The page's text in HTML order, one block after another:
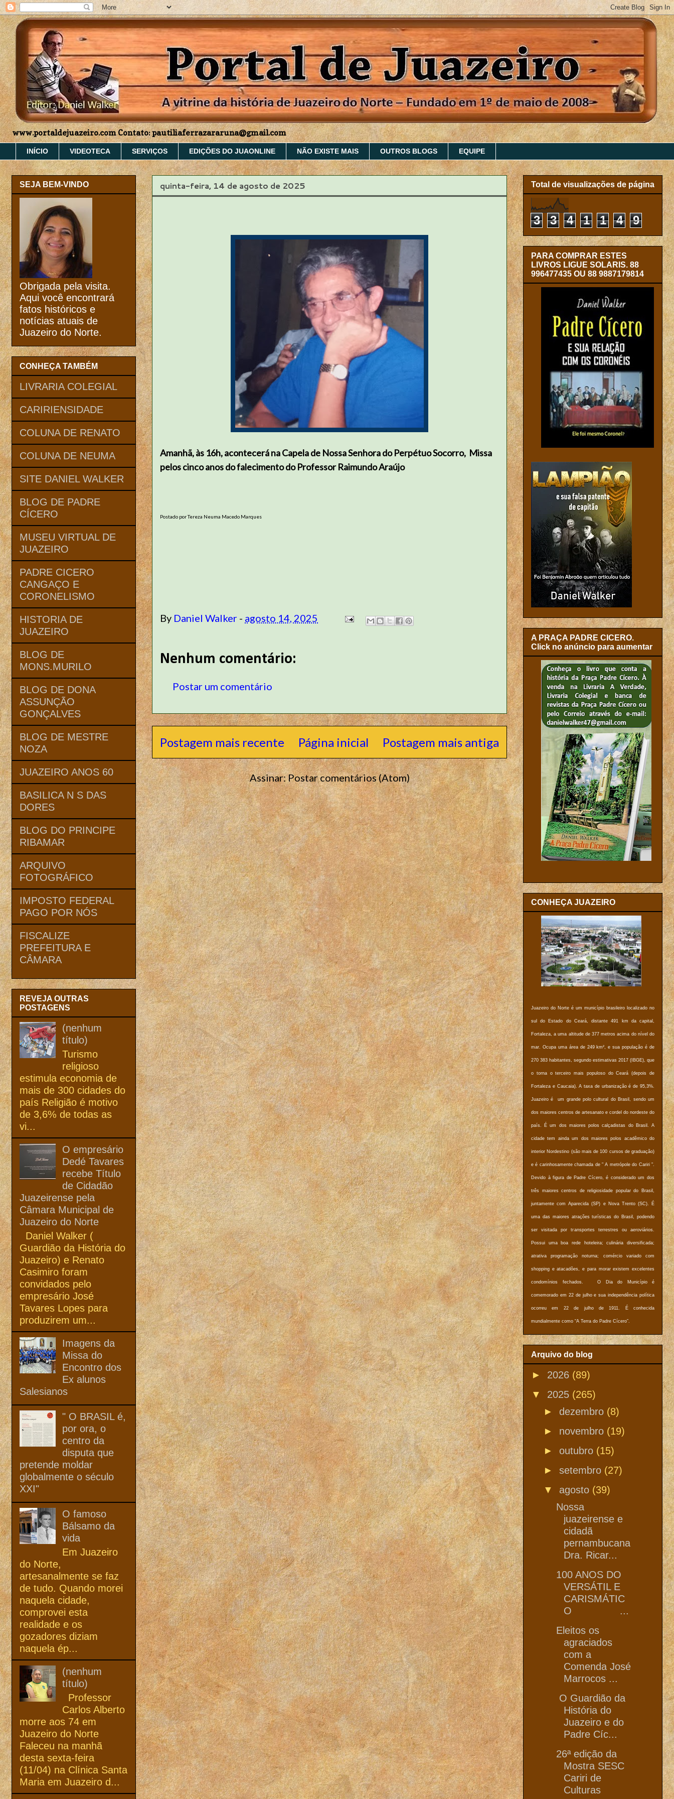
www.portaldejuazeiro.com Contato: pautiliaferrazararuna@gmail.com
INÍCIO VIDEOTECA SERVIÇOS EDIÇÕES DO JUAONLINE NÃO EXISTE MAIS OUTROS BLOGS EQUIPE
quinta-feira, 14 de agosto de 2025
Amanhã, às 16h, acontecerá na Capela de Nossa Senhora do Perpétuo Socorro, Missa
pelos cinco anos do falecimento do Professor Raimundo Araújo
Postado por Tereza Neuma Macedo Marques
By Daniel Walker - agosto 14, 2025
Nenhum comentário:
Postar um comentário
Postagem mais recente Postagem mais antiga
Página inicial
Assinar:Postar comentários (Atom)
SEJA BEM-VINDO
Obrigada pela visita.
Aqui você encontrará
fatos históricos e
notícias atuais de
Juazeiro do Norte.
CONHEÇA TAMBÉM
LIVRARIA COLEGIAL
CARIRIENSIDADE
COLUNA DE RENATO
COLUNA DE NEUMA
SITE DANIEL WALKER
BLOG DE PADRE
CÍCERO
MUSEU VIRTUAL DE
JUAZEIRO
PADRE CICERO
CANGAÇO E
CORONELISMO
HISTORIA DE
JUAZEIRO
BLOG DE
MONS.MURILO
BLOG DE DONA
ASSUNÇÃO
GONÇALVES
BLOG DE MESTRE
NOZA
JUAZEIRO ANOS 60
BASILICA N S DAS
DORES
BLOG DO PRINCIPE
RIBAMAR
ARQUIVO
FOTOGRÁFICO
IMPOSTO FEDERAL
PAGO POR NÓS
FISCALIZE
PREFEITURA E
CÂMARA
REVEJA OUTRAS
POSTAGENS
(nenhum
título)
Turismo
religioso
estimula economia de
mais de 300 cidades do
país Religião é motivo
de 3,6% de todas as
vi...
O empresário
Dedé Tavares
recebe Título
de Cidadão
Juazeirense pela
Câmara Municipal de
Juazeiro do Norte
Daniel Walker (
Guardião da História do
Juazeiro) e Renato
Casimiro foram
convidados pelo
empresário José
Tavares Lopes para
produzirem um...
Imagens da
Missa do
Encontro dos
Ex alunos
Salesianos
" O BRASIL é,
por ora, o
centro da
disputa que
pretende moldar
globalmente o século
XXI"
O famoso
Bálsamo da
vida
Em Juazeiro
do Norte,
artesanalmente se faz
de tudo. Quando morei
naquela cidade,
comprovei esta
realidade e os
gozadores diziam
naquela ép...
(nenhum
título)
Professor
Carlos Alberto
morre aos 74 em
Juazeiro do Norte
Faleceu na manhã
desta sexta-feira
(11/04) na Clínica Santa
Maria em Juazeiro d...
Total de visualizações de página
3 3 4 1 1 4 9
PARA COMPRAR ESTES
LIVROS LIGUE SOLARIS. 88
996477435 OU 88 9887179814
A PRAÇA PADRE CICERO.
Click no anúncio para aumentar
CONHEÇA JUAZEIRO
Juazeiro do Norte é um município brasileiro localizado no
sul do Estado do Ceará, distante 491 km da capital,
Fortaleza, a uma altitude de 377 metros acima do nível do
mar. Ocupa uma área de 249 km², e sua população é de
270 383 habitantes, segundo estimativas 2017 (IBGE), que
o torna o terceiro mais populoso do Ceará (depois de
Fortaleza e Caucaia). A taxa de urbanização é de 95,3%.
Juazeiro é um grande polo cultural do Brasil, sendo um
dos maiores centros de artesanato e cordel do nordeste do
país. É um dos maiores polos calçadistas do Brasil. A
cidade tem ainda um dos maiores polos acadêmico do
interior Nordestino (são mais de 100 cursos de graduação)
e é carinhosamente chamada de " A metrópole do Cariri ".
Devido à figura de Padre Cícero, é considerado um dos
três maiores centros de religiosidade popular do Brasil,
juntamente com Aparecida (SP) e Nova Trento (SC). É
uma das maiores atrações turísticas do Brasil, podendo
ser visitada por transportes terrestres ou aeroviários.
Possui uma boa rede hoteleira; culinária diversificada;
atrativa programação noturna; comércio variado com
shopping e atacadões, e para morar existem excelentes
condomínios fechados. O Dia do Município é
comemorado em 22 de julho e sua independência política
ocorreu em 22 de julho de 1911. É conhecida
mundialmente como “A Terra do Padre Cícero”.
Arquivo do blog
► 2026 (89)
▼ 2025 (265)
► dezembro (8)
► novembro (19)
► outubro (15)
► setembro (27)
▼ agosto (39)
Nossa
juazeirense e
cidadã
pernambucana
Dra. Ricar...
100 ANOS DO
VERSÁTIL E
CARISMÁTIC
O ...
Eleitos os
agraciados
com a
Comenda José
Marrocos ...
O Guardião da
História do
Juazeiro e do
Padre Cíc...
26ª edição da
Mostra SESC
Cariri de
Culturas